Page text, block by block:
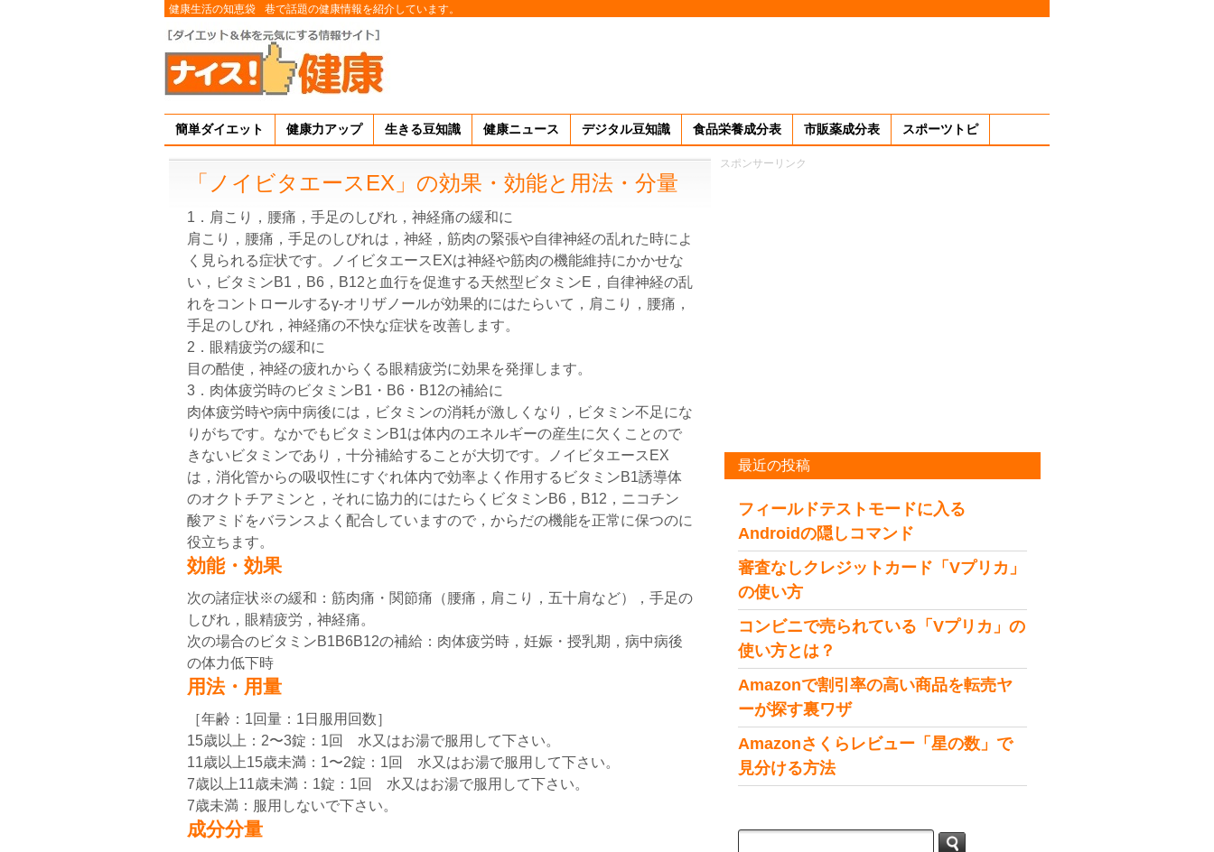
健康生活の知恵袋 巷で話題の健康情報を紹介しています。
簡単ダイエット 健康力アップ 生きる豆知識 健康ニュース デジタル豆知識 食品栄養成分表 市販薬成分表 スポーツトピ
「ノイビタエースEX」の効果・効能と用法・分量
1．肩こり，腰痛，手足のしびれ，神経痛の緩和に
肩こり，腰痛，手足のしびれは，神経，筋肉の緊張や自律神経の乱れた時によ
く見られる症状です。ノイビタエースEXは神経や筋肉の機能維持にかかせな
い，ビタミンB1，B6，B12と血行を促進する天然型ビタミンE，自律神経の乱
れをコントロールするγ-オリザノールが効果的にはたらいて，肩こり，腰痛，
手足のしびれ，神経痛の不快な症状を改善します。
2．眼精疲労の緩和に
目の酷使，神経の疲れからくる眼精疲労に効果を発揮します。
3．肉体疲労時のビタミンB1・B6・B12の補給に
肉体疲労時や病中病後には，ビタミンの消耗が激しくなり，ビタミン不足にな
りがちです。なかでもビタミンB1は体内のエネルギーの産生に欠くことので
きないビタミンであり，十分補給することが大切です。ノイビタエースEX
は，消化管からの吸収性にすぐれ体内で効率よく作用するビタミンB1誘導体
のオクトチアミンと，それに協力的にはたらくビタミンB6，B12，ニコチン
酸アミドをバランスよく配合していますので，からだの機能を正常に保つのに
役立ちます。
効能・効果
次の諸症状※の緩和：筋肉痛・関節痛（腰痛，肩こり，五十肩など），手足の
しびれ，眼精疲労，神経痛。
次の場合のビタミンB1B6B12の補給：肉体疲労時，妊娠・授乳期，病中病後
の体力低下時
用法・用量
［年齢：1回量：1日服用回数］
15歳以上：2〜3錠：1回 水又はお湯で服用して下さい。
11歳以上15歳未満：1〜2錠：1回 水又はお湯で服用して下さい。
7歳以上11歳未満：1錠：1回 水又はお湯で服用して下さい。
7歳未満：服用しないで下さい。
成分分量
スポンサーリンク
最近の投稿
フィールドテストモードに入る
Androidの隠しコマンド
審査なしクレジットカード「Vプリカ」
の使い方
コンビニで売られている「Vプリカ」の
使い方とは？
Amazonで割引率の高い商品を転売ヤ
ーが探す裏ワザ
Amazonさくらレビュー「星の数」で
見分ける方法